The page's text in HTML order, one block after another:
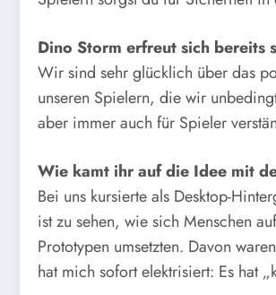
Dino Storm erfreut sich bereits
Wir sind sehr glücklich über das
unseren Spielern, die wir
aber immer auch für Spieler
Wie kamt ihr auf die Idee mit
Bei uns kursierte als Desktop-
ist zu sehen, wie sich Menschen
Prototypen umsetzten. Davon
hat mich sofort elektrisiert: Es hat